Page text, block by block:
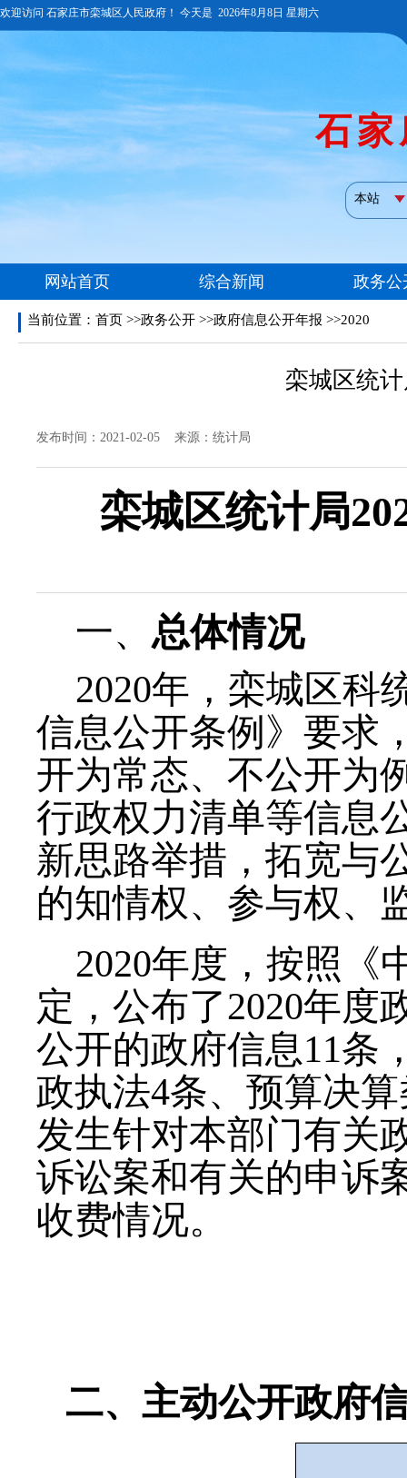
当前位置： 首页 >>政务公开 >>政府信息公开年报 >>2020
栾城区统
发布时间：2021-02-05 来源：统计局
栾城区统计局
一、 总体情况
2020年，栾城区科
信息公开条例》要求
开为常态、不公开为
行政权力清单等信息
新思路举措，拓宽与
的知情权、参与权、
2020年度，按照《
定，公布了2020年度
公开的政府信息11条
政执法4条、预算决
发生针对本部门有关
诉讼案和有关的申诉
收费情况。
二、主动公开政府